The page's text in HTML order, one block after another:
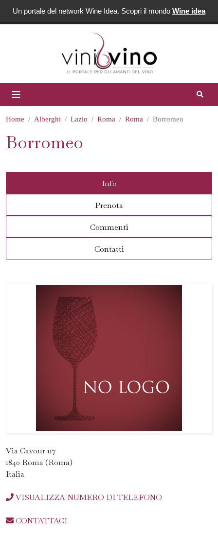
Un portale del network Wine Idea. Scopri il mondo Wine idea
Home Alberghi Lazio Roma Roma Borromeo
Borromeo
Info
Prenota
Commenti
Contatti
Via Cavour 117
1840 Roma (Roma)
Italia
VISUALIZZA NUMERO DI TELEFONO
CONTATTACI